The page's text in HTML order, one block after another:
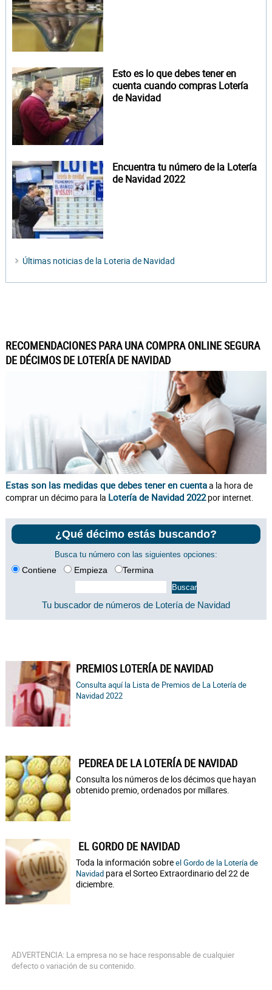
Esto es lo que debes tener en
cuenta cuando compras Lotería
de Navidad
Encuentra tu número de la Lotería
de Navidad 2022
Últimas noticias de la Loteria de Navidad
RECOMENDACIONES PARA UNA COMPRA ONLINE SEGURA
DE DÉCIMOS DE LOTERÍA DE NAVIDAD
Estas son las medidas que debes tener en cuentaa la hora de
comprar un décimo para la Lotería de Navidad 2022por internet.
¿Qué décimo estás buscando?
Busca tu número con las siguientes opciones:
Contiene Empieza Termina
Tu buscador de números de Lotería de Navidad
PREMIOS LOTERÍA DE NAVIDAD
Consulta aquí la Lista de Premios de La Lotería de
Navidad 2022
PEDREA DE LA LOTERÍA DE NAVIDAD
Consulta los números de los décimos que hayan
obtenido premio, ordenados por millares.
EL GORDO DE NAVIDAD
Toda la información sobreel Gordo de la Lotería de
Navidad para el Sorteo Extraordinario del 22 de
diciembre.
ADVERTENCIA: La empresa no se hace responsable de cualquier
defecto o variación de su contenido.